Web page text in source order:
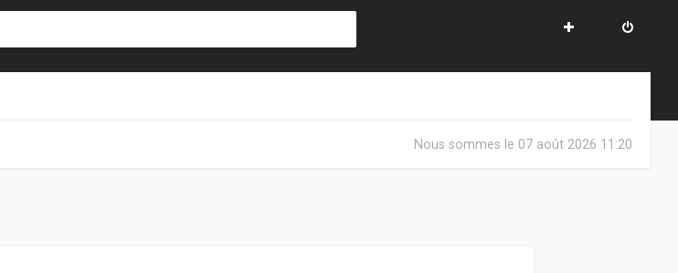
Nous sommes le 07 août 2026 11:20